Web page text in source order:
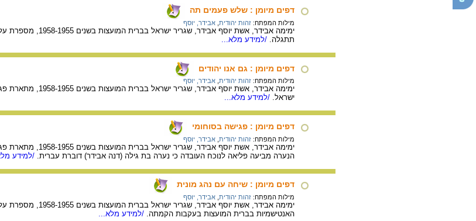
דפים מיומן : שלש פעמים תה
מילות המפתח: זהות יהודית אבידר, יוסף
ימימה אבידר,
תתגלה. /למידע מלא...
דפים מיומן : גם אנו יהודים
מילות המפתח: זהות יהודית אבידר, יוסף
ימימה אבידר, אשת
ישראל. /למידע מלא...
דפים מיומן : פגישה בסוחומי
מילות המפתח: זהות יהודית אבידר, יוסף
ימימה אבידר,
הנערה מביעה פליאה לנוכח העובדה כי נערה בת גילה (דנה אבידר) דוברת עברית. /למידע
דפים מיומן : שיחה עם נהג מונית
מילות המפתח: זהות יהודית אבידר, יוסף
ימימה אבידר,
האנטישמיות בברית המועצות בעקבות הקמתה. /למידע מלא...